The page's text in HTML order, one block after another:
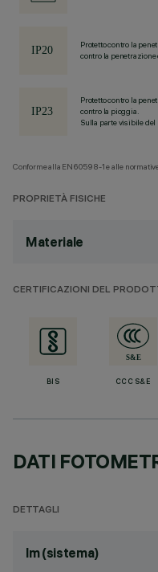
Protetto contro la
contro la
Protetto contro la
contro la pioggia.
Sulla parte visibile del
Conforme alla EN60598-1 e alle
PROPRIETÀ FISICHE
Materiale
CERTIFICAZIONI DEL
BIS CCC S&E
DATI
DETTAGLI
lm (sistema)